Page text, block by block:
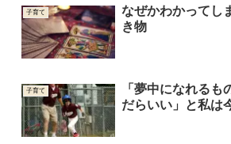
子育て
なぜかわかってし
き物
子育て
「夢中になれるも
だらいい」と私は